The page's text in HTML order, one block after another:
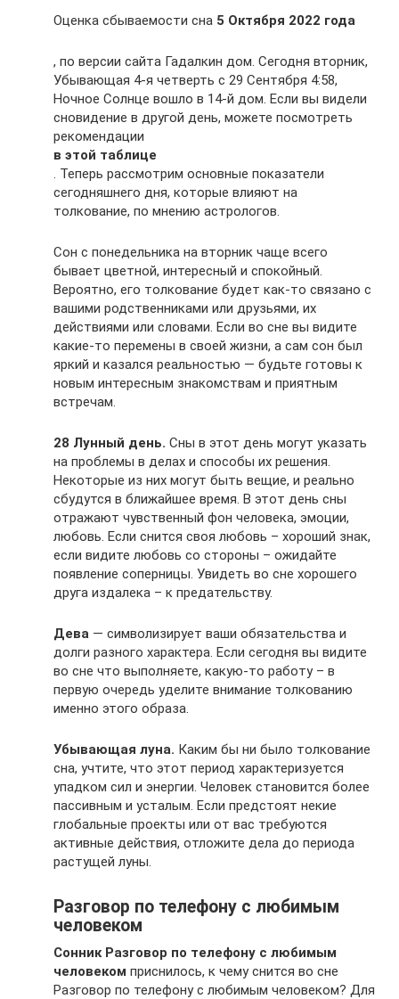
Оценка сбываемости сна 5 Октября 2022 года
, по версии сайта Гадалкин дом. Сегодня вторник,
Убывающая 4-я четверть с 29 Сентября 4:58,
Ночное Солнце вошло в 14-й дом. Если вы видели
сновидение в другой день, можете посмотреть
рекомендации
в этой таблице
. Теперь рассмотрим основные показатели
сегодняшнего дня, которые влияют на
толкование, по мнению астрологов.
Сон с понедельника на вторник чаще всего
бывает цветной, интересный и спокойный.
Вероятно, его толкование будет как-то связано с
вашими родственниками или друзьями, их
действиями или словами. Если во сне вы видите
какие-то перемены в своей жизни, а сам сон был
яркий и казался реальностью — будьте готовы к
новым интересным знакомствам и приятным
встречам.
28 Лунный день. Сны в этот день могут указать
на проблемы в делах и способы их решения.
Некоторые из них могут быть вещие, и реально
сбудутся в ближайшее время. В этот день сны
отражают чувственный фон человека, эмоции,
любовь. Если снится своя любовь – хороший знак,
если видите любовь со стороны – ожидайте
появление соперницы. Увидеть во сне хорошего
друга издалека – к предательству.
Дева — символизирует ваши обязательства и
долги разного характера. Если сегодня вы видите
во сне что выполняете, какую-то работу – в
первую очередь уделите внимание толкованию
именно этого образа.
Убывающая луна. Каким бы ни было толкование
сна, учтите, что этот период характеризуется
упадком сил и энергии. Человек становится более
пассивным и усталым. Если предстоят некие
глобальные проекты или от вас требуются
активные действия, отложите дела до периода
растущей луны.
Разговор по телефону с любимым
человеком
Сонник Разговор по телефону с любимым
человеком приснилось, к чему снится во сне
Разговор по телефону с любимым человеком? Для